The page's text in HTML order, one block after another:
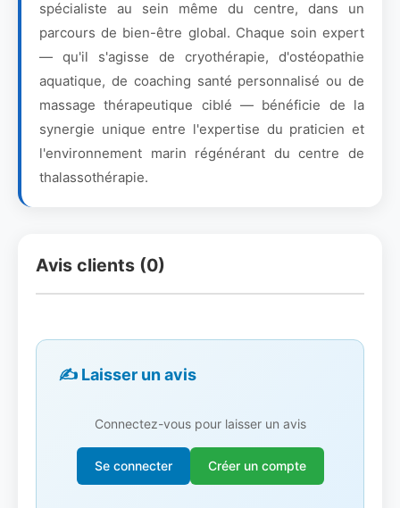
spécialiste au sein même du centre, dans un
parcours de bien-être global. Chaque soin expert
— qu'il s'agisse de cryothérapie, d'ostéopathie
aquatique, de coaching santé personnalisé ou de
massage thérapeutique ciblé — bénéficie de la
synergie unique entre l'expertise du praticien et
l'environnement marin régénérant du centre de
thalassothérapie.
Avis clients (0)
✍️ Laisser un avis
Connectez-vous pour laisser un avis
Se connecter Créer un compte